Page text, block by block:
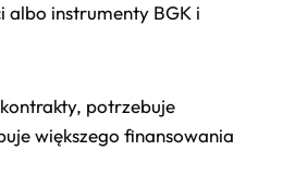
albo instrumenty BGK i
potrzebuje
większego finansowania